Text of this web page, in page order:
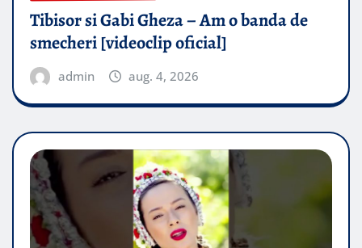
Tibisor si Gabi Gheza – Am o banda de
smecheri [videoclip oficial]
admin aug. 4, 2026